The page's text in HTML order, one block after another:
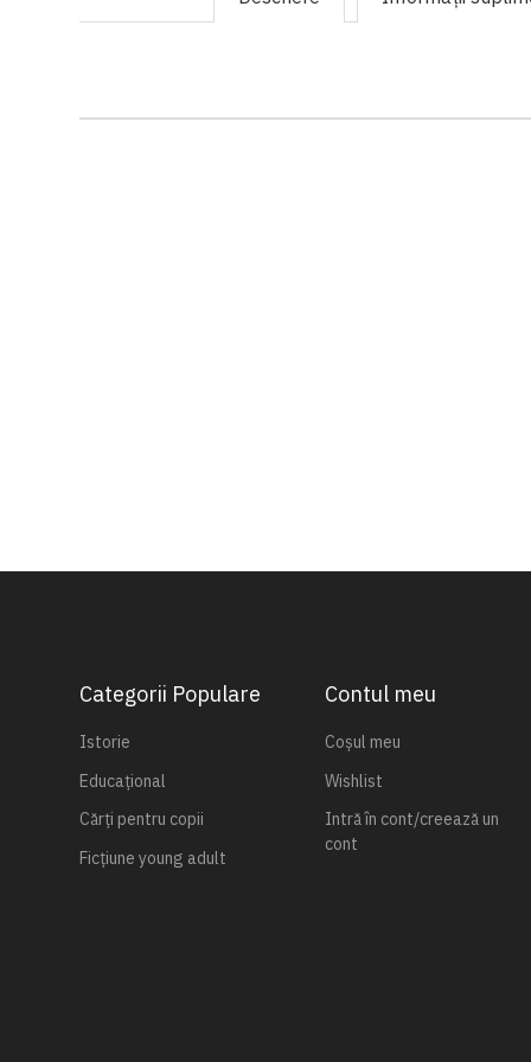
Categorii Populare
Istorie
Educațional
Cărți pentru copii
Ficțiune young adult
Contul meu
Coșul meu
Wishlist
Intră în cont/creează un
cont